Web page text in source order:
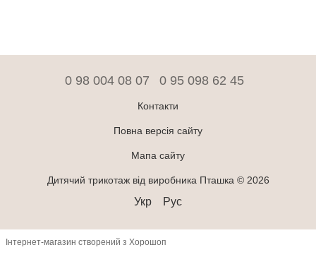
0 98 004 08 07 0 95 098 62 45
Контакти
Повна версія сайту
Мапа сайту
Дитячий трикотаж від виробника Пташка © 2026
Укр Рус
Інтернет-магазин створений з Хорошоп